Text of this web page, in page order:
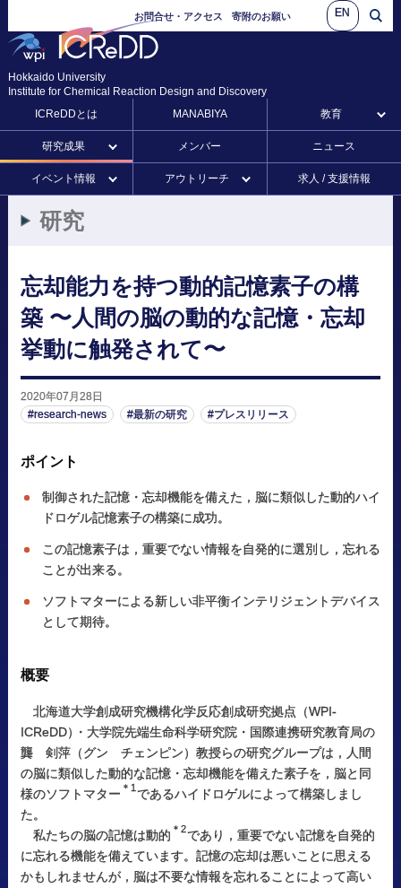
お問合せ・アクセス 寄附のお願い EN
Hokkaido University
Institute for Chemical Reaction Design and Discovery
ICReDDとは
MANABIYA 教育
研究成果 メンバー ニュース
イベント情報 アウトリーチ 求人 / 支援情報
研究
忘却能力を持つ動的記憶素子の構
築〜人間の脳の動的な記憶・ 忘却
挙動に触発されて〜
2020年07月28日
research-news
最新の研究 プレスリリース
ポイント
制御された記憶・忘却機能を備えた，脳に類似した動的ハイ
ドロゲル記憶素子の構築に成功。
この記憶素子は，重要でない情報を自発的に選別し，忘れる
ことが出来る。
ソフトマターによる新しい非平衡インテリジェントデバイス
として期待。
概要
北海道大学創成研究機構化学反応創成研究拠点（WPI-
ICReDD） ・大学院先端生命科学研究院・国際連携研究教育局の
龔 剣萍（グン チェンピン）教授らの研究グループは，人間
の脳に類似した動的な記憶・忘却機能を備えた素子を，脳と同
様のソフトマター ＊1 であるハイドロゲルによって構築しまし
た。
私たちの脳の記憶は動的 ＊2であり，重要でない記憶を自発的
に忘れる機能を備えています。記憶の忘却は悪いことに思える
かもしれませんが，脳は不要な情報を忘れることによって高い